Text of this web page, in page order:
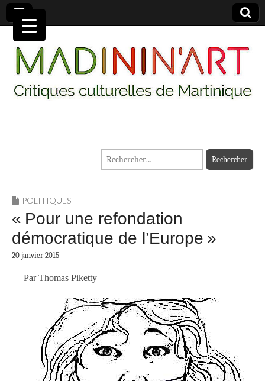
MADININ'ART
Rechercher :
POLITIQUES
« Pour une refondation
démocratique de l’Europe »
20 janvier 2015
— Par Thomas Piketty —